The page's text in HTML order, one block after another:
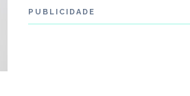
PUBLICIDADE